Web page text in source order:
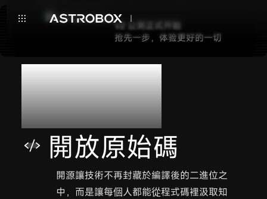
V2 公测正式开始
抢先一步，体验更好的一切
價值觀
開放原始碼
開源讓技術不再封藏於編譯後的二進位之
中，而是讓每個人都能從程式碼裡汲取知